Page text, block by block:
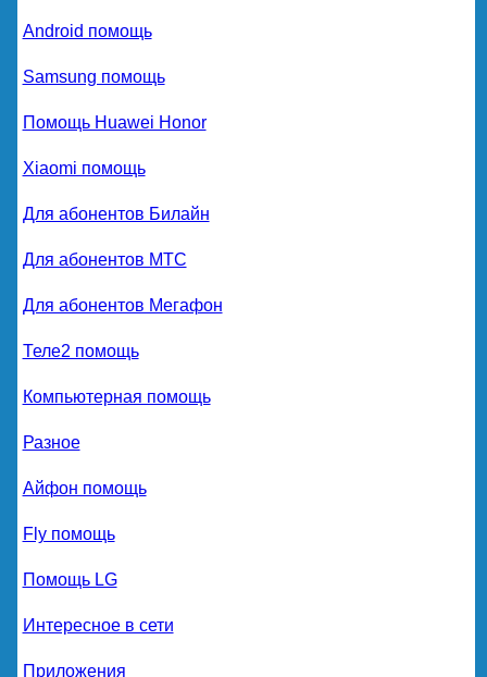
Android помощь
Samsung помощь
Помощь Huawei Honor
Xiaomi помощь
Для абонентов Билайн
Для абонентов МТС
Для абонентов Мегафон
Теле2 помощь
Компьютерная помощь
Разное
Айфон помощь
Fly помощь
Помощь LG
Интересное в сети
Приложения